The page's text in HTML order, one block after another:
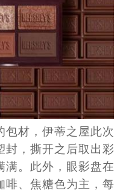
包材，伊蒂之屋此次
封，撕开之后取出彩
满。此外，眼影盘在
啡、焦糖色为主，每